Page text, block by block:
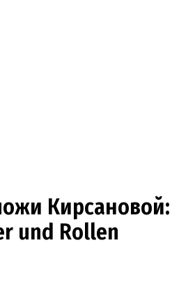
Кирсановой:
und Rollen